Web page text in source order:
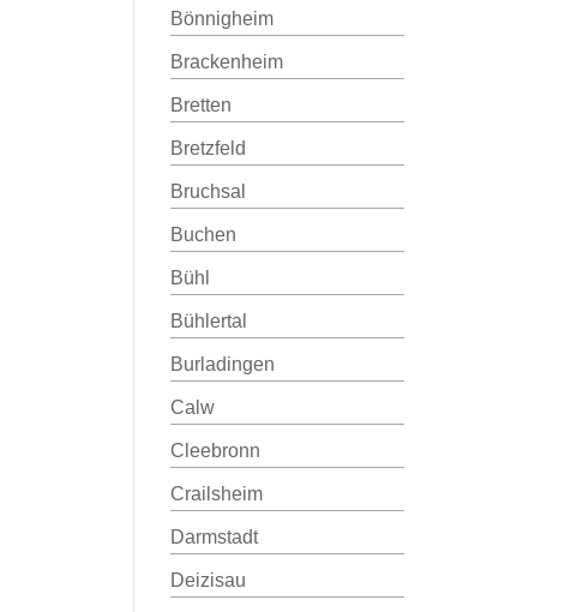
Bönnigheim
Brackenheim
Bretten
Bretzfeld
Bruchsal
Buchen
Bühl
Bühlertal
Burladingen
Calw
Cleebronn
Crailsheim
Darmstadt
Deizisau